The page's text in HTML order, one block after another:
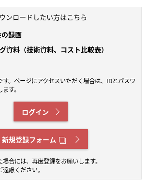
ンロードしたい方はこちら
録画
資料（技術資料、コスト比較表）
す。ページにアクセスいただく場合は、IDとパスワ
す。
ログイン
新規登録フォーム
合には、再度登録をお願いします。
慮ください。